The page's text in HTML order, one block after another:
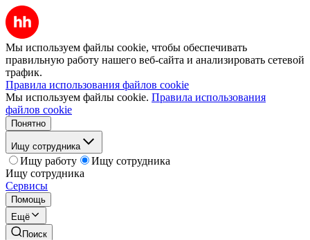
Мы используем файлы cookie, чтобы обеспечивать
правильную работу нашего веб-сайта и анализировать сетевой
трафик.
Правила использования файлов cookie
Мы используем файлы cookie. Правила использования
файлов cookie
Понятно
Ищу сотрудника
Ищу работу
Ищу сотрудника
Ищу сотрудника
Сервисы
Помощь
Ещё
Поиск